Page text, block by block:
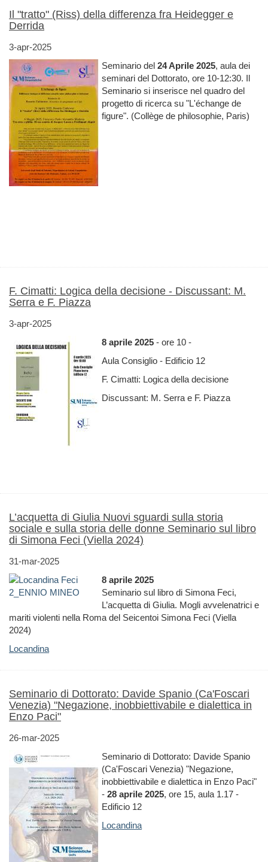
Il "tratto" (Riss) della differenza fra Heidegger e
Derrida
3-apr-2025
Seminario del 24 Aprile 2025, aula dei
seminari del Dottorato, ore 10-12:30. Il
Seminario si inserisce nel quadro del
progetto di ricerca su "L'échange de
figure". (Collège de philosophie, Paris)
F. Cimatti: Logica della decisione - Discussant: M.
Serra e F. Piazza
3-apr-2025
8 aprile 2025 - ore 10 -
Aula Consiglio - Edificio 12
F. Cimatti: Logica della decisione
Discussant: M. Serra e F. Piazza
L’acquetta di Giulia Nuovi sguardi sulla storia
sociale e sulla storia delle donne Seminario sul libro
di Simona Feci (Viella 2024)
31-mar-2025
8 aprile 2025
Seminario sul libro di Simona Feci,
L’acquetta di Giulia. Mogli avvelenatrici e
mariti violenti nella Roma del Seicentoi Simona Feci (Viella
2024)
Locandina
Seminario di Dottorato: Davide Spanio (Ca'Foscari
Venezia) "Negazione, inobbiettivabile e dialettica in
Enzo Paci"
26-mar-2025
Seminario di Dottorato: Davide Spanio
(Ca'Foscari Venezia) "Negazione,
inobbiettivabile e dialettica in Enzo Paci"
- 28 aprile 2025, ore 15, aula 1.17 -
Edificio 12
Locandina